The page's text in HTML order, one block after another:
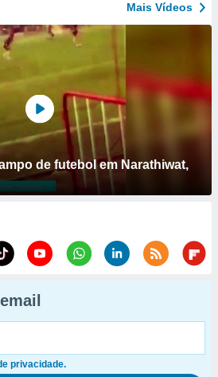
Mais Vídeos
de futebol em Narathiwat,
privacidade.